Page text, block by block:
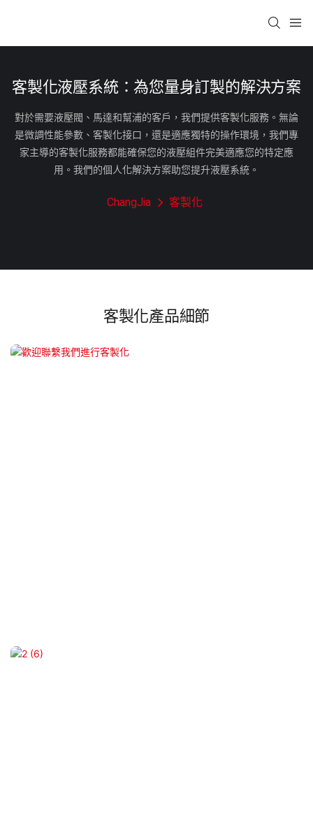
客製化液壓系統：為您量身訂製的解決方案
對於需要液壓閥、馬達和幫浦的客戶，我們提供客製化服務。無論
是微調性能參數、客製化接口，還是適應獨特的操作環境，我們專
家主導的客製化服務都能確保您的液壓組件完美適應您的特定應
用。我們的個人化解決方案助您提升液壓系統。
ChangJia 客製化
客製化產品細節